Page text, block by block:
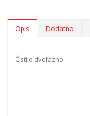
Opis Dodatno
Čistilo dvofazno.